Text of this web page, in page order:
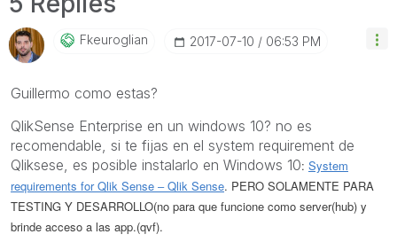
Fkeuroglian ‎2017-07-10 06:53 PM
Guillermo como estas?
QlikSense Enterprise en un windows 10? no es
recomendable, si te fijas en el system requirement de
Qliksese, es posible instalarlo en Windows 10: System
requirements for Qlik Sense ‒ Qlik Sense. PERO SOLAMENTE PARA
TESTING Y DESARROLLO(no para que funcione como server(hub) y
brinde acceso a las app.(qvf).